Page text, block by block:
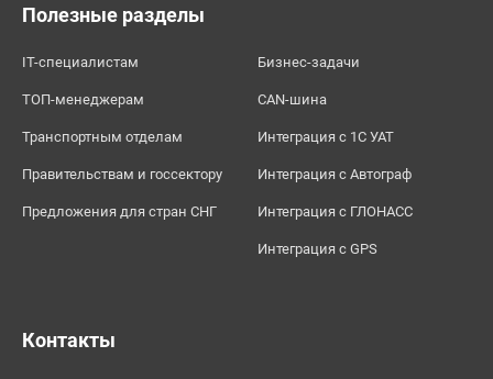
Полезные разделы
IT-специалистам
ТОП-менеджерам
Транспортным отделам
Правительствам и госсектору
Предложения для стран СНГ
Бизнес-задачи
CAN-шина
Интеграция с 1С УАТ
Интеграция с Автограф
Интеграция с ГЛОНАСС
Интеграция с GPS
Контакты